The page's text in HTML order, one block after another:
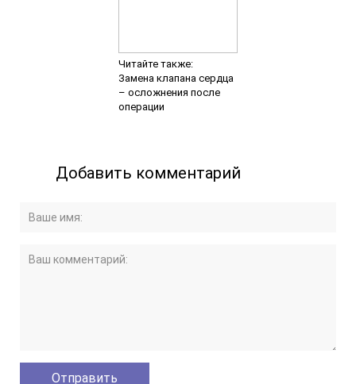
Читайте также:
Замена клапана сердца
– осложнения после
операции
Добавить комментарий